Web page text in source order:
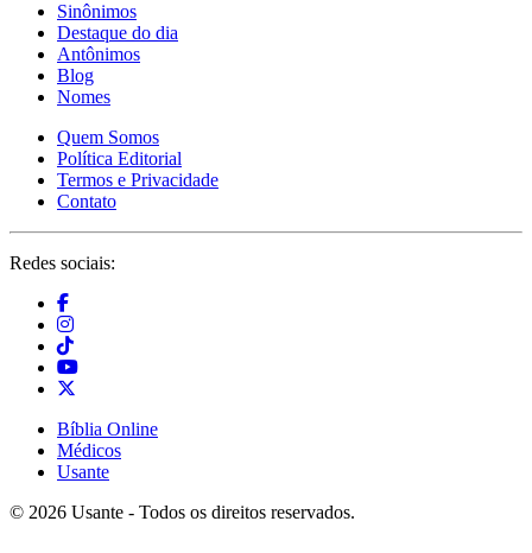
Sinônimos
Destaque do dia
Antônimos
Blog
Nomes
Quem Somos
Política Editorial
Termos e Privacidade
Contato
Redes sociais:
Bíblia Online
Médicos
Usante
© 2026 Usante - Todos os direitos reservados.